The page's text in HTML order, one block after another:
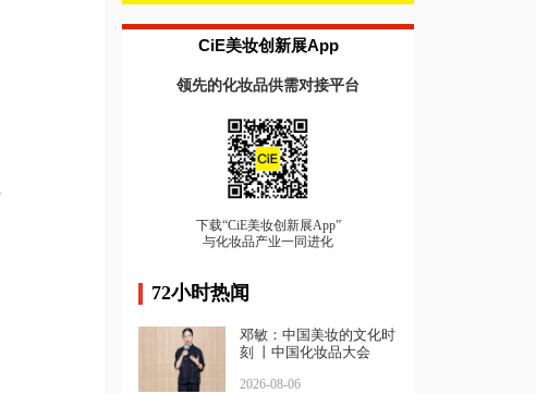
CiE美妆创新展App
领先的化妆品供需对接平台
下载“CiE美妆创新展App”
与化妆品产业一同进化
72小时热闻
邓敏：中国美妆的文化时
刻 丨中国化妆品大会
2026-08-06